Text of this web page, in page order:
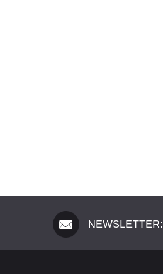
NEWSLETTER: